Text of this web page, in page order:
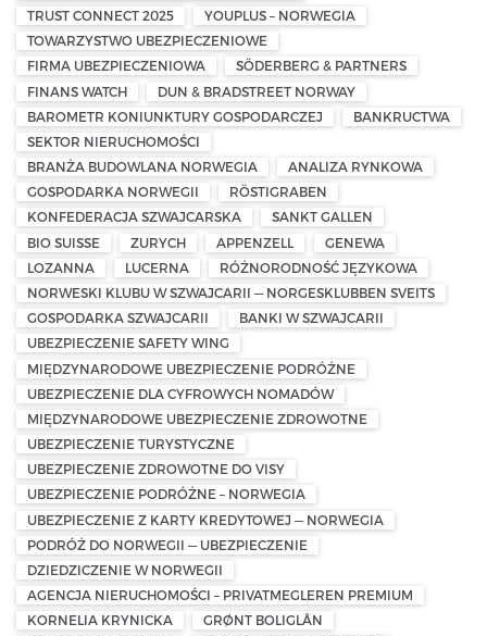
TRUST CONNECT 2025
YOUPLUS – NORWEGIA
TOWARZYSTWO UBEZPIECZENIOWE
FIRMA UBEZPIECZENIOWA
SÖDERBERG & PARTNERS
FINANS WATCH
DUN & BRADSTREET NORWAY
BAROMETR KONIUNKTURY GOSPODARCZEJ
BANKRUCTWA
SEKTOR NIERUCHOMOŚCI
BRANŻA BUDOWLANA NORWEGIA
ANALIZA RYNKOWA
GOSPODARKA NORWEGII
RÖSTIGRABEN
KONFEDERACJA SZWAJCARSKA
SANKT GALLEN
BIO SUISSE
ZURYCH APPENZELL
GENEWA
LOZANNA
LUCERNA
RÓŻNORODNOŚĆ JĘZYKOWA
NORWESKI KLUBU W SZWAJCARII — NORGESKLUBBEN SVEITS
GOSPODARKA SZWAJCARII
BANKI W SZWAJCARII
UBEZPIECZENIE SAFETY WING
MIĘDZYNARODOWE UBEZPIECZENIE PODRÓŻNE
UBEZPIECZENIE DLA CYFROWYCH NOMADÓW
MIĘDZYNARODOWE UBEZPIECZENIE ZDROWOTNE
UBEZPIECZENIE TURYSTYCZNE
UBEZPIECZENIE ZDROWOTNE DO VISY
UBEZPIECZENIE PODRÓŻNE – NORWEGIA
UBEZPIECZENIE Z KARTY KREDYTOWEJ — NORWEGIA
PODRÓŻ DO NORWEGII — UBEZPIECZENIE
DZIEDZICZENIE W NORWEGII
AGENCJA NIERUCHOMOŚCI – PRIVATMEGLEREN PREMIUM
KORNELIA KRYNICKA
GRØNT BOLIGLÅN